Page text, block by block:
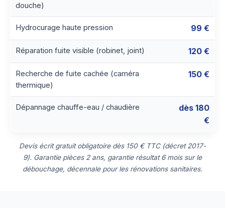
douche)
Hydrocurage haute pression 99 €
Réparation fuite visible (robinet, joint) 120 €
Recherche de fuite cachée (caméra
thermique)
150 €
Dépannage chauffe-eau / chaudière
dès 180
€
Devis écrit gratuit obligatoire dès 150 € TTC (décret 2017-
9). Garantie pièces 2 ans, garantie résultat 6 mois sur le
débouchage, décennale pour les rénovations sanitaires.